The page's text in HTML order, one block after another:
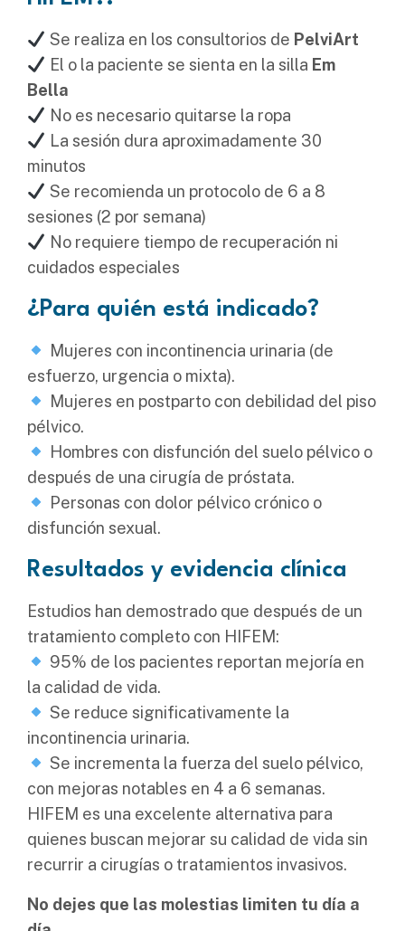
Se realiza en los consultorios de PelviArt
El o la paciente se sienta en la silla Em
Bella
No es necesario quitarse la ropa
La sesión dura aproximadamente 30
minutos
Se recomienda un protocolo de 6 a 8
sesiones (2 por semana)
No requiere tiempo de recuperación ni
cuidados especiales
¿Para quién está indicado?
Mujeres con incontinencia urinaria (de
esfuerzo, urgencia o mixta).
Mujeres en postparto con debilidad del piso
pélvico.
Hombres con disfunción del suelo pélvico o
después de una cirugía de próstata.
Personas con dolor pélvico crónico o
disfunción sexual.
Resultados y evidencia clínica
Estudios han demostrado que después de un
tratamiento completo con HIFEM:
95% de los pacientes reportan mejoría en
la calidad de vida.
Se reduce significativamente la
incontinencia urinaria.
Se incrementa la fuerza del suelo pélvico,
con mejoras notables en 4 a 6 semanas.
HIFEM es una excelente alternativa para
quienes buscan mejorar su calidad de vida sin
recurrir a cirugías o tratamientos invasivos.
No dejes que las molestias limiten tu día a